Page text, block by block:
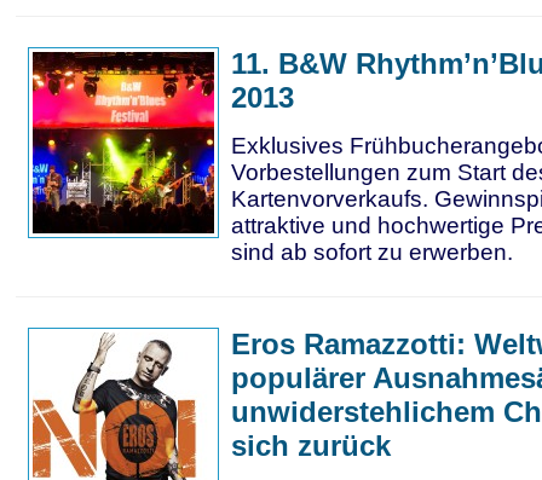
11. B&W
2013
Exklusives
Vorbestellungen zum Start
Kartenvorverkaufs.
attraktive und hochwertige
sind ab sofort zu erwerben.
Eros Ramazzotti:
populärer
unwiderstehlichem
sich zurück